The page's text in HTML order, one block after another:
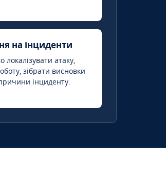
на інциденти
локалізувати атаку,
зібрати висновки
інциденту.